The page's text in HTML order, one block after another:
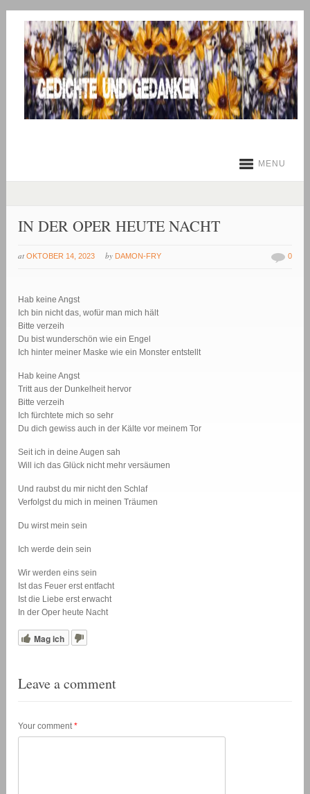
MENU
IN DER OPER HEUTE NACHT
at OKTOBER 14, 2023 by DAMON-FRY 0
Hab keine Angst
Ich bin nicht das, wofür man mich hält
Bitte verzeih
Du bist wunderschön wie ein Engel
Ich hinter meiner Maske wie ein Monster entstellt
Hab keine Angst
Tritt aus der Dunkelheit hervor
Bitte verzeih
Ich fürchtete mich so sehr
Du dich gewiss auch in der Kälte vor meinem Tor
Seit ich in deine Augen sah
Will ich das Glück nicht mehr versäumen
Und raubst du mir nicht den Schlaf
Verfolgst du mich in meinen Träumen
Du wirst mein sein
Ich werde dein sein
Wir werden eins sein
Ist das Feuer erst entfacht
Ist die Liebe erst erwacht
In der Oper heute Nacht
Mag ich
Leave a comment
Your comment*